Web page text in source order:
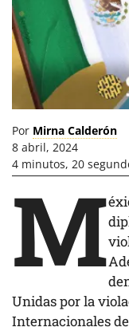
Por Mirna Calderón
8 abril, 2024
4 minutos, 20
M
Unidas por la
Internacionales